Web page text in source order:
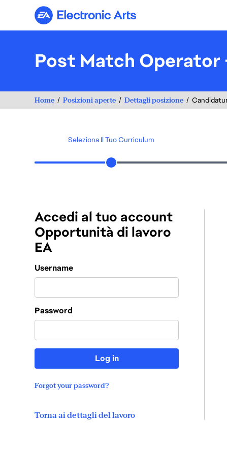
Electronic Arts
Post Match
Home Posizioni aperte Dettagli posizione
Seleziona Il Tuo Curriculum
Accedi al tuo account
Opportunità di lavoro
EA
Login
Username
Password
Log in
Forgot your password?
Torna ai dettagli del lavoro